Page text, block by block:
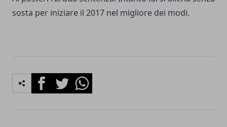
sosta per iniziare il 2017 nel migliore dei modi.
FacebookTwitterWhatsapp